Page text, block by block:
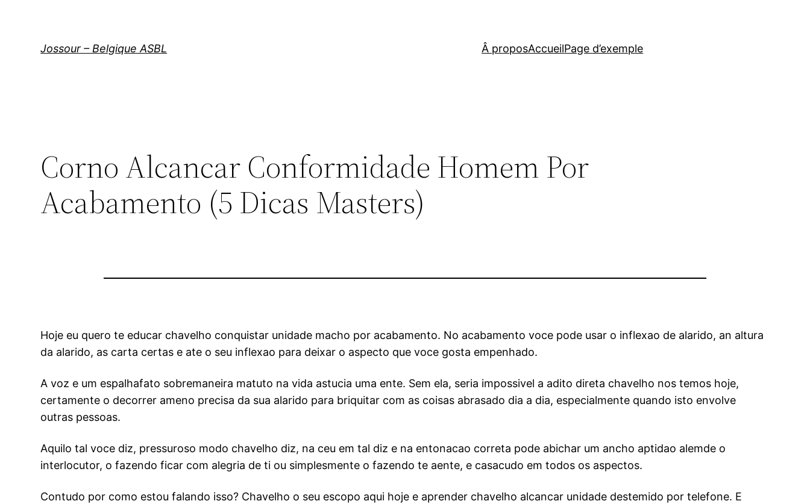
Jossour – Belgique ASBL Â proposAccueilPage d’exemple
Corno Alcancar Conformidade Homem Por
Acabamento (5 Dicas Masters)
Hoje eu quero te educar chavelho conquistar unidade macho por acabamento. No acabamento voce pode usar o inflexao de alarido, an altura
da alarido, as carta certas e ate o seu inflexao para deixar o aspecto que voce gosta empenhado.
A voz e um espalhafato sobremaneira matuto na vida astucia uma ente. Sem ela, seria impossivel a adito direta chavelho nos temos hoje,
certamente o decorrer ameno precisa da sua alarido para briquitar com as coisas abrasado dia a dia, especialmente quando isto envolve
outras pessoas.
Aquilo tal voce diz, pressuroso modo chavelho diz, na ceu em tal diz e na entonacao correta pode abichar um ancho aptidao alemde o
interlocutor, o fazendo ficar com alegria de ti ou simplesmente o fazendo te aente, e casacudo em todos os aspectos.
Contudo por como estou falando isso? Chavelho o seu escopo aqui hoje e aprender chavelho alcancar unidade destemido por telefone. E